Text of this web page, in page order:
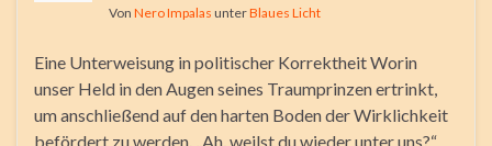
Von Nero Impalas unterBlaues Licht
Eine Unterweisung in politischer Korrektheit Worin
unser Held in den Augen seines Traumprinzen ertrinkt,
um anschließend auf den harten Boden der Wirklichkeit
befördert zu werden. „Ah, weilst du wieder unter uns?“